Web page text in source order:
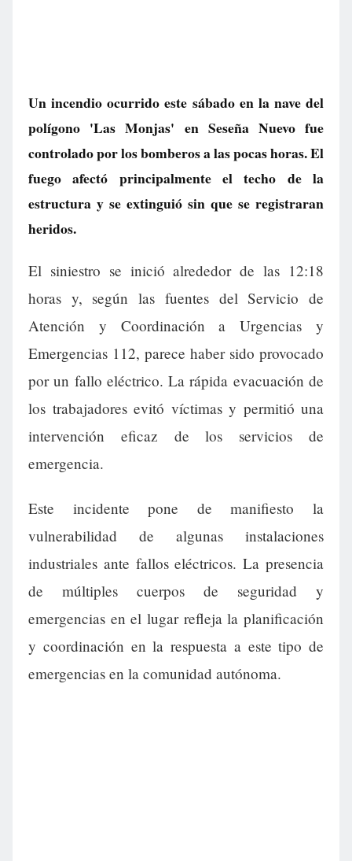
Un incendio ocurrido este sábado en la nave del
polígono 'Las Monjas' en Seseña Nuevo fue
controlado por los bomberos a las pocas horas. El
fuego afectó principalmente el techo de la
estructura y se extinguió sin que se registraran
heridos.
El siniestro se inició alrededor de las 12:18
horas y, según las fuentes del Servicio de
Atención y Coordinación a Urgencias y
Emergencias 112, parece haber sido provocado
por un fallo eléctrico. La rápida evacuación de
los trabajadores evitó víctimas y permitió una
intervención eficaz de los servicios de
emergencia.
Este incidente pone de manifiesto la
vulnerabilidad de algunas instalaciones
industriales ante fallos eléctricos. La presencia
de múltiples cuerpos de seguridad y
emergencias en el lugar refleja la planificación
y coordinación en la respuesta a este tipo de
emergencias en la comunidad autónoma.